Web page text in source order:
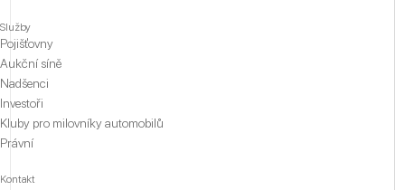
Služby
Pojišťovny
Aukční síně
Nadšenci
Investoři
Kluby pro milovníky automobilů
Právní
Kontakt